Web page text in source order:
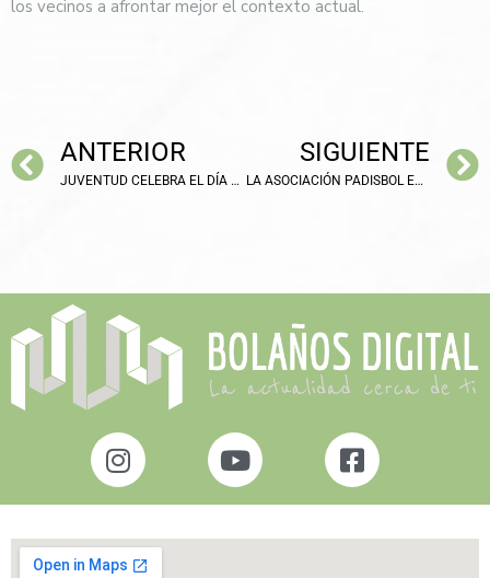
los vecinos a afrontar mejor el contexto actual.
ANTERIOR
JUVENTUD CELEBRA EL DÍA EUROPEO DE LA INFORMACIÓN
SIGUIENTE
LA ASOCIACIÓN PADISBOL ESTRENA NUEVA PÁGINA WEB